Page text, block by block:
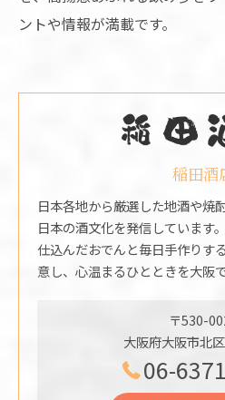
ントや情報が満載です。
稲田酒
日本各地から厳選した地酒や焼
日本の酒文化を発信しています
仕込んだおでんと毎日手作りす
意し、心温まるひとときを大阪
〒530-
大阪府大阪市北
06-